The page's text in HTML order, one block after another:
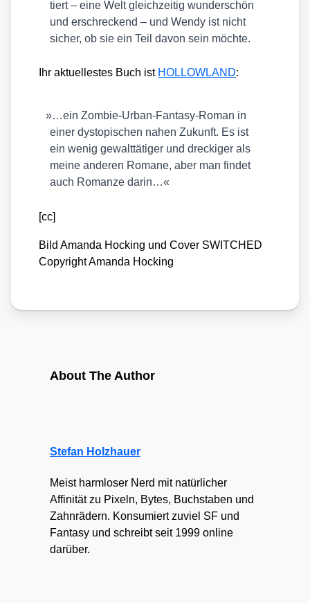
tiert – eine Welt gleich­zei­tig wun­der­schön
und erschre­ckend – und Wen­dy ist nicht
sicher, ob sie ein Teil davon sein möch­te.
Ihr aktu­el­les­tes Buch ist HOLLOWLAND:
»…ein Zom­bie-Urban-Fan­ta­sy-Roman in
einer dys­to­pi­schen nahen Zukunft. Es ist
ein wenig gewalt­tä­ti­ger und dre­cki­ger als
mei­ne ande­ren Roma­ne, aber man fin­det
auch Roman­ze dar­in…«
[cc]
Bild Aman­da Hocking und Cover SWITCHED
Copy­right Aman­da Hocking
About The Author
Stefan Holzhauer
Meist harmloser Nerd mit natürlicher
Affinität zu Pixeln, Bytes, Buchstaben und
Zahnrädern. Konsumiert zuviel SF und
Fantasy und schreibt seit 1999 online
darüber.